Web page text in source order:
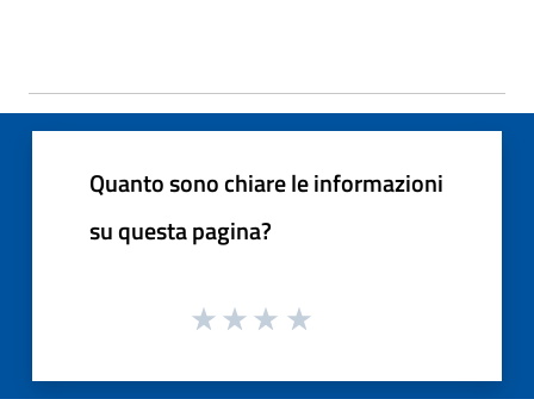
Quanto sono chiare le informazioni
su questa pagina?